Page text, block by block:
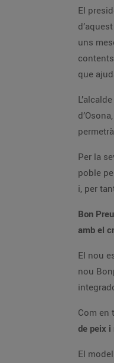
El
uns
que
Per la
poble
i, per
Bon
amb el
El nou
nou
Com en
de peix i
El